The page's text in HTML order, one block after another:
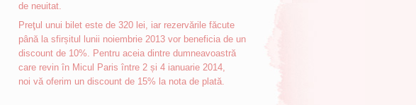
de neuitat.
Preţul unui bilet este de 320 lei, iar rezervările făcute
până la sfirșitul lunii noiembrie 2013 vor beneficia de un
discount de 10%. Pentru aceia dintre dumneavoastră
care revin în Micul Paris între 2 și 4 ianuarie 2014,
noi vă oferim un discount de 15% la nota de plată.